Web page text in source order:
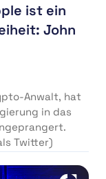
ist ein
John
Anwalt, hat
in das
Twitter)